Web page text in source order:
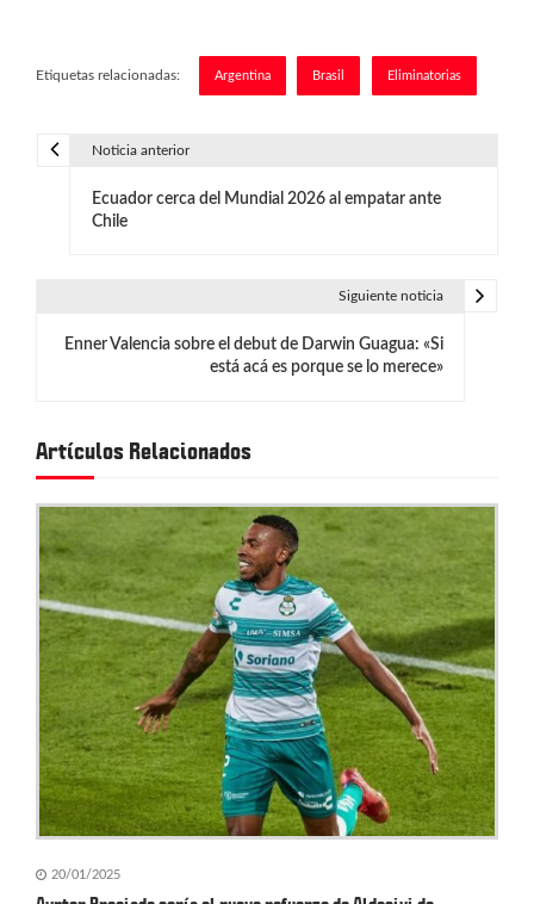
Etiquetas relacionadas: Argentina Brasil Eliminatorias
i
ó
n
d
e
n
t
r
Noticia anterior
Ecuador cerca del Mundial 2026 al empatar ante
Chile
Siguiente noticia
Enner Valencia sobre el debut de Darwin Guagua: «Si
está acá es porque se lo merece»
Artículos Relacionados
20/01/2025